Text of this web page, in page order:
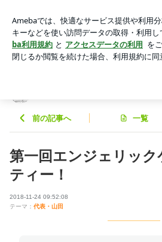
ブログ
アプリをダウンロードして ブログの更新
ょう。
前の記事へ 一覧
第一回エンジェリック
ティー！
2018-11-24 09:52:08
テーマ： 代表・山田